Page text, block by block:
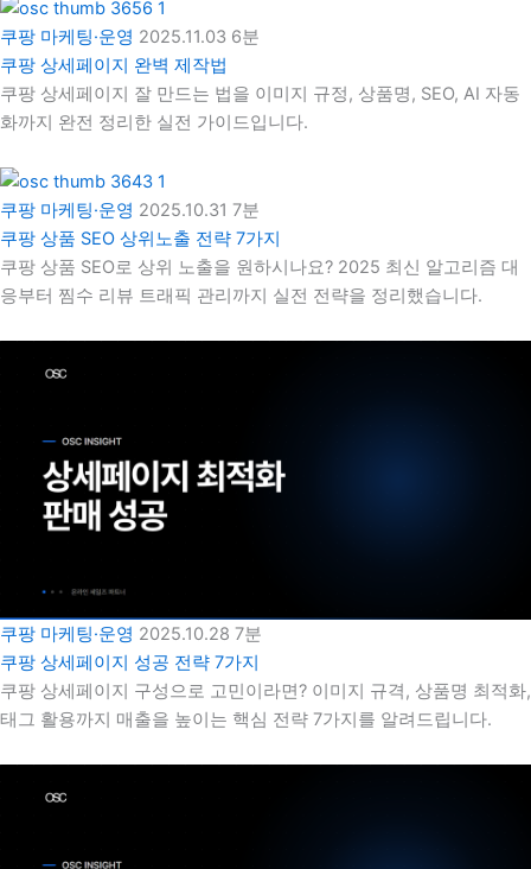
쿠팡 마케팅·운영 2025.11.03 6분
쿠팡 상세페이지 완벽 제작법
쿠팡 상세페이지 잘 만드는 법을 이미지 규정, 상품명, SEO, AI 자동
화까지 완전 정리한 실전 가이드입니다.
쿠팡 마케팅·운영 2025.10.31 7분
쿠팡 상품 SEO 상위노출 전략 7가지
쿠팡 상품 SEO로 상위 노출을 원하시나요? 2025 최신 알고리즘 대
응부터 찜수 리뷰 트래픽 관리까지 실전 전략을 정리했습니다.
쿠팡 마케팅·운영 2025.10.28 7분
쿠팡 상세페이지 성공 전략 7가지
쿠팡 상세페이지 구성으로 고민이라면? 이미지 규격, 상품명 최적화,
태그 활용까지 매출을 높이는 핵심 전략 7가지를 알려드립니다.